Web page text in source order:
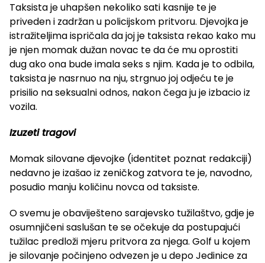
Taksista je uhapšen nekoliko sati kasnije te je
priveden i zadržan u policijskom pritvoru. Djevojka je
istražiteljima ispričala da joj je taksista rekao kako mu
je njen momak dužan novac te da će mu oprostiti
dug ako ona bude imala seks s njim. Kada je to odbila,
taksista je nasrnuo na nju, strgnuo joj odjeću te je
prisilio na seksualni odnos, nakon čega ju je izbacio iz
vozila.
Izuzeti tragovi
Momak silovane djevojke (identitet poznat redakciji)
nedavno je izašao iz zeničkog zatvora te je, navodno,
posudio manju količinu novca od taksiste.
O svemu je obaviješteno sarajevsko tužilaštvo, gdje je
osumnjičeni saslušan te se očekuje da postupajući
tužilac predloži mjeru pritvora za njega. Golf u kojem
je silovanje počinjeno odvezen je u depo Jedinice za